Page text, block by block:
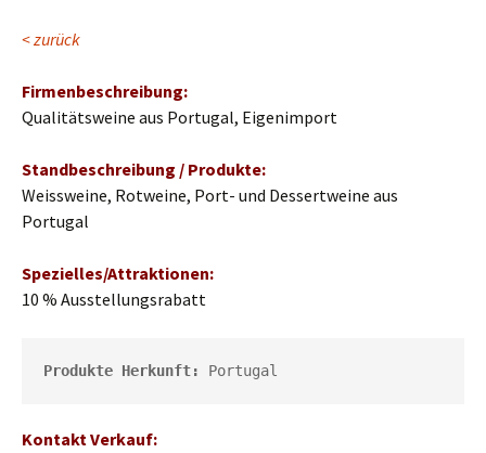
< zurück
Firmenbeschreibung:
Qualitätsweine aus Portugal, Eigenimport
Standbeschreibung / Produkte:
Weissweine, Rotweine, Port- und Dessertweine aus
Portugal
Spezielles/Attraktionen:
10 % Ausstellungsrabatt
Produkte Herkunft: Portugal
Kontakt Verkauf: